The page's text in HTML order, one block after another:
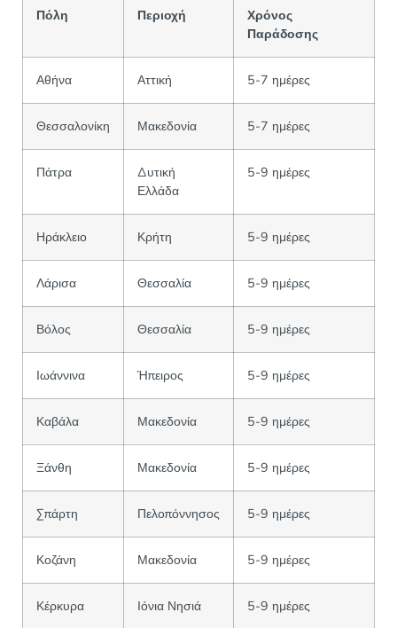
Πόλη Περιοχή
Χρόνος
Παράδοσης
Αθήνα Αττική 5-7 ημέρες
Θεσσαλονίκη Μακεδονία 5-7 ημέρες
Πάτρα
Δυτική
Ελλάδα
5-9 ημέρες
Ηράκλειο Κρήτη 5-9 ημέρες
Λάρισα Θεσσαλία 5-9 ημέρες
Βόλος Θεσσαλία 5-9 ημέρες
Ιωάννινα Ήπειρος 5-9 ημέρες
Καβάλα Μακεδονία 5-9 ημέρες
Ξάνθη Μακεδονία 5-9 ημέρες
Σπάρτη Πελοπόννησος 5-9 ημέρες
Κοζάνη Μακεδονία 5-9 ημέρες
Κέρκυρα Ιόνια Νησιά 5-9 ημέρες